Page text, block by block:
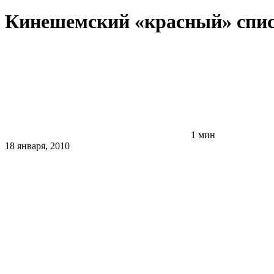
Кинешемский «красный»
1 мин
18 января, 2010